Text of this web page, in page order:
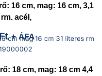
16 cm, mag: 16 cm, 3,1
rm. acél,
+ ÁFA
18 cm, mag: 18 cm 4,4